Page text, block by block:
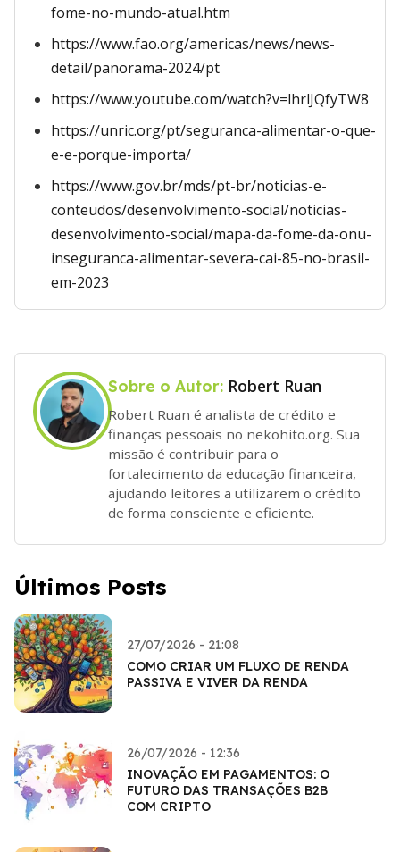
fome-no-mundo-atual.htm
https://www.fao.org/americas/news/news-
detail/panorama-2024/pt
https://www.youtube.com/watch?v=lhrlJQfyTW8
https://unric.org/pt/seguranca-alimentar-o-que-
e-e-porque-importa/
https://www.gov.br/mds/pt-br/noticias-e-
conteudos/desenvolvimento-social/noticias-
desenvolvimento-social/mapa-da-fome-da-onu-
inseguranca-alimentar-severa-cai-85-no-brasil-
em-2023
Sobre o Autor: Robert Ruan
Robert Ruan é analista de crédito e
finanças pessoais no nekohito.org. Sua
missão é contribuir para o
fortalecimento da educação financeira,
ajudando leitores a utilizarem o crédito
de forma consciente e eficiente.
Últimos Posts
27/07/2026 - 21:08
COMO CRIAR UM FLUXO DE RENDA
PASSIVA E VIVER DA RENDA
26/07/2026 - 12:36
INOVAÇÃO EM PAGAMENTOS: O
FUTURO DAS TRANSAÇÕES B2B
COM CRIPTO